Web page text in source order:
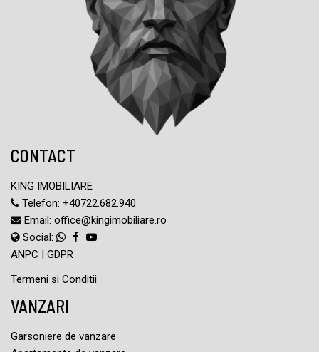
CONTACT
KING IMOBILIARE
Telefon: +40722.682.940
Email: office@kingimobiliare.ro
Social:
ANPC | GDPR
Termeni si Conditii
VANZARI
Garsoniere de vanzare